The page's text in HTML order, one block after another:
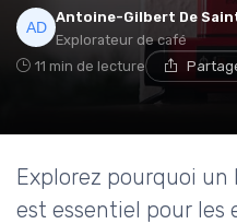
Antoine-Gilbert De
Explorateur de café
11 min de lecture
Explorez pourquoi
est essentiel pour les